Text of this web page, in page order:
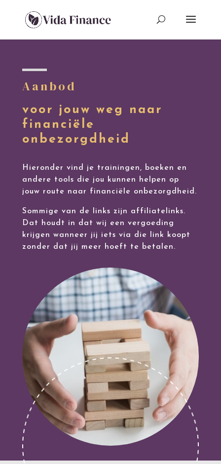
Aanbod
voor jouw weg naar
financiële
onbezorgdheid
Hieronder vind je trainingen, boeken en
andere tools die jou kunnen helpen op
jouw route naar financiële onbezorgdheid.
Sommige van de links zijn affiliatelinks.
Dat houdt in dat wij een vergoeding
krijgen wanneer jij iets via die link koopt
zonder dat jij meer hoeft te betalen.